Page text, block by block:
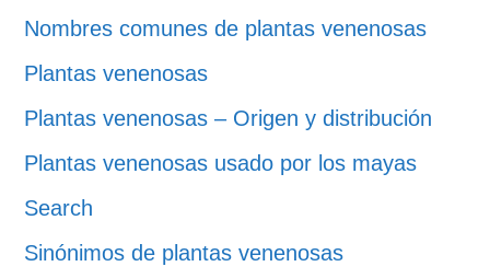
Nombres comunes de plantas venenosas
Plantas venenosas
Plantas venenosas – Origen y distribución
Plantas venenosas usado por los mayas
Search
Sinónimos de plantas venenosas